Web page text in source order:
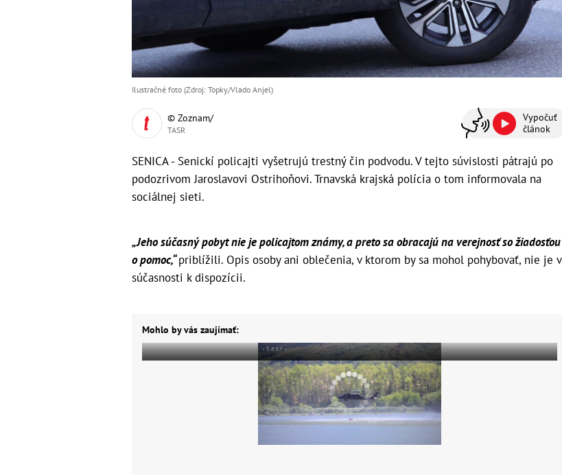
Ilustračné foto (Zdroj: Topky/Vlado Anjel)
© Zoznam/
TASR
Vypočuť
článok
SENICA - Senickí policajti vyšetrujú trestný čin podvodu. V tejto súvislosti pátrajú po
podozrivom Jaroslavovi Ostrihoňovi. Trnavská krajská polícia o tom informovala na
sociálnej sieti.
„Jeho súčasný pobyt nie je policajtom známy, a preto sa obracajú na verejnosť so žiadosťou
o pomoc,“priblížili. Opis osoby ani oblečenia, v ktorom by sa mohol pohybovať, nie je v
súčasnosti k dispozícii.
Mohlo by vás zaujímať: